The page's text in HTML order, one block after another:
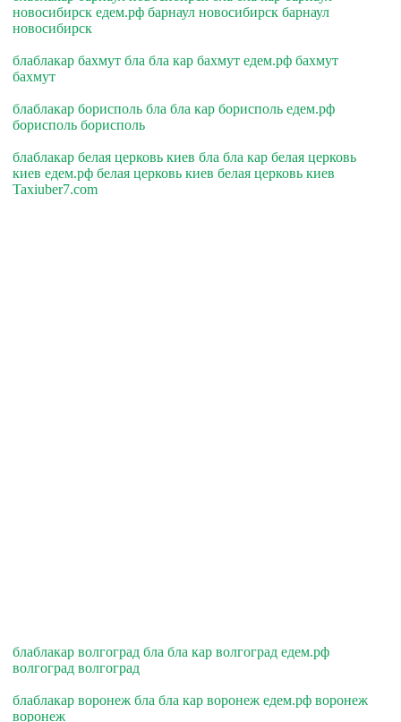
новосибирск едем.рф барнаул новосибирск барнаул
новосибирск
блаблакар бахмут бла бла кар бахмут едем.рф бахмут
бахмут
блаблакар борисполь бла бла кар борисполь едем.рф
борисполь борисполь
блаблакар белая церковь киев бла бла кар белая церковь
киев едем.рф белая церковь киев белая церковь киев
Taxiuber7.com
блаблакар волгоград бла бла кар волгоград едем.рф
волгоград волгоград
блаблакар воронеж бла бла кар воронеж едем.рф воронеж
воронеж